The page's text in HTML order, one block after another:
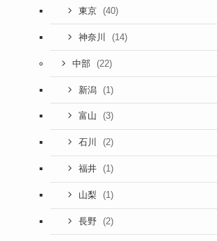
東京 (40)
神奈川 (14)
中部 (22)
新潟 (1)
富山 (3)
石川 (2)
福井 (1)
山梨 (1)
長野 (2)